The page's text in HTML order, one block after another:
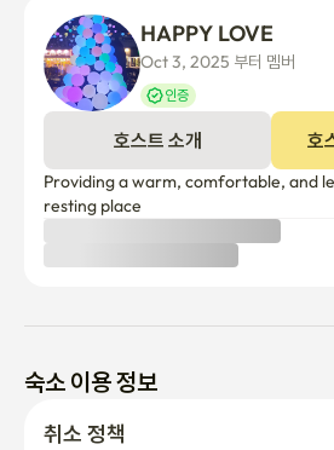
HAPPY LOVE
Oct 3, 2025 부터 멤버
인증
호스트 소개 호
Providing a warm, comfortable, and
resting place
숙소 이용 정보
취소 정책